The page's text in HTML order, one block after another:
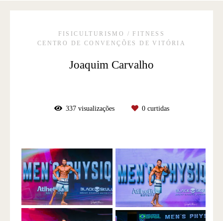
FISICULTURISMO / FITNESS
CENTRO DE CONVENÇÕES DE VITÓRIA
Joaquim Carvalho
337visualizações 0curtidas